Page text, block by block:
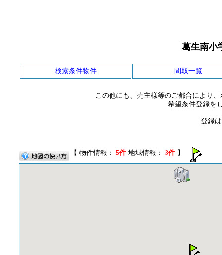
葛生南小
検索条件物件 間取一覧
この他にも、売主様等のご都合により
希望条件登録を
登録
【 物件情報： 5件地域情報： 3件】